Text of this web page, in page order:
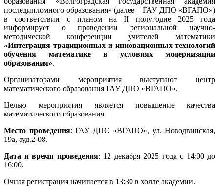
последипломного образования» (далее – ГАУ ДПО «ВГАПО»)
в соответствии с планом на II полугодие 2025 года
информирует о проведении региональной научно-
методической конференции учителей математики
«Интеграция традиционных и инновационных технологий
обучения математике в условиях модернизации
образования».
Организаторами мероприятия выступают центр
математического образования ГАУ ДПО «ВГАПО».
Целью мероприятия является повышение качества
математического образования.
Место проведения: ГАУ ДПО «ВГАПО», ул. Новодвинская,
19а, ауд.2-08.
Дата и время проведения: 12 декабря 2025 года с 14:00 до
16:00.
Очная регистрация начинается в 13:30 в холле академии.